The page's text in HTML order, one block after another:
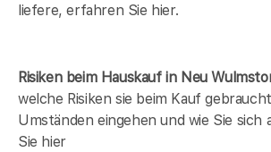
liefere, erfahren Sie hier.
Risiken beim Hauskaufin Neu
welche Risiken sie beim Kauf
Umständen eingehen und wie Sie
Sie hier